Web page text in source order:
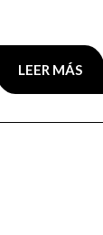
LEER MÁS